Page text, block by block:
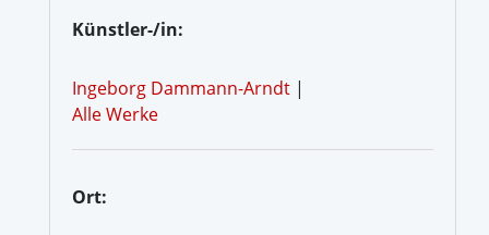
Künstler-/in:
Ingeborg Dammann-Arndt |
Alle Werke
Ort: